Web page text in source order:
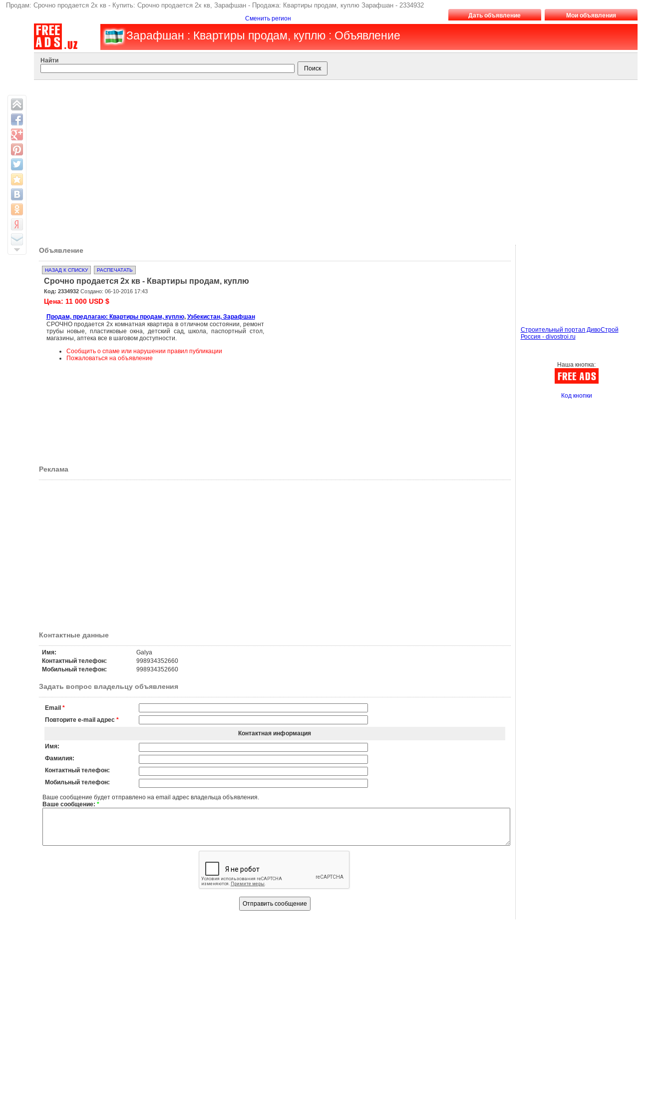
Продам: Срочно продается 2х кв - Купить: Срочно продается 2х кв, Зарафшан - Продажа: Квартиры продам, куплю Зарафшан - 2334932
Сменить регион Дать объявление Мои объявления
Зарафшан : Квартиры продам, куплю : Объявление
Найти
Объявление
НАЗАД К СПИСКУ РАСПЕЧАТАТЬ
Срочно продается 2х кв - Квартиры продам, куплю
Код: 2334932Создано: 06-10-2016 17:43
Цена: 11 000 USD $
Продам, предлагаю: Квартиры продам, куплю, Узбекистан, Зарафшан
СРОЧНО продается 2х комнатная квартира в отличном состоянии, ремонт
трубы новые, пластиковые окна, детский сад, школа, паспортный стол,
магазины, аптека все в шаговом доступности.
Сообщить о спаме или нарушении правил публикации
Пожаловаться на объявление
Реклама
Контактные данные
Имя:
Galya
Контактный телефон:
998934352660
Мобильный телефон:
998934352660
Задать вопрос владельцу объявления
Email *
Повторите e-mail адрес *
Контактная информация
Имя:
Фамилия:
Контактный телефон:
Мобильный телефон:
Ваше сообщение будет отправлено на email адрес владельца объявления.
Ваше сообщение: *
Строительный портал ДивоСтрой
Россия - divostroi.ru
Наша кнопка:
Код кнопки